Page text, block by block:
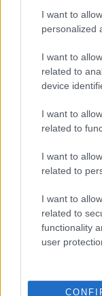
I want to
personalized
I want to
related to
device
I want to
related to
I want to
related to
I want to
related to
functionality
user
Címkék:előadók